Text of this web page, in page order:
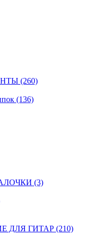
(260)
(136)
(3)
ГИТАР (210)